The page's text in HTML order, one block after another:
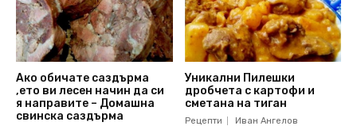
Ако обичате саздърма
,ето ви лесен начин да си
я направите – Домашна
свинска саздърма
Уникални Пилешки
дробчета с картофи и
сметана на тиган
Рецепти Иван Ангелов